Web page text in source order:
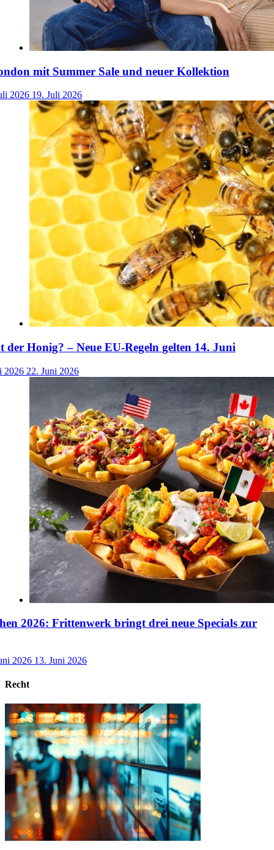
mit Summer Sale und neuer Kollektion
2026 19. Juli 2026
der Honig? – Neue EU-Regeln gelten 14. Juni
2026 22. Juni 2026
2026: Frittenwerk bringt drei neue Specials zur
2026 13. Juni 2026
Recht